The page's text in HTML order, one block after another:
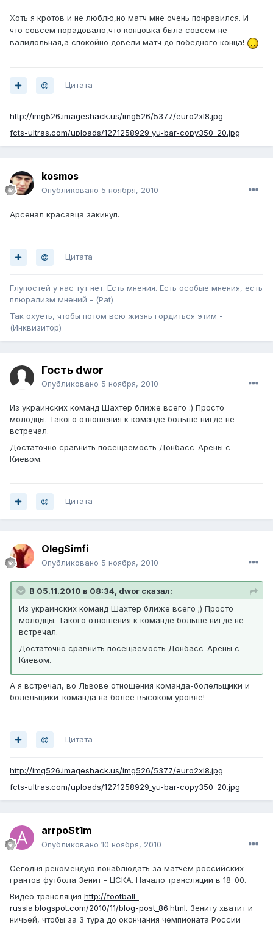
Хоть я кротов и не люблю,но матч мне очень понравился. И
что совсем порадовало,что концовка была совсем не
валидольная,а спокойно довели матч до победного конца!
Цитата
http://img526.imageshack.us/img526/5377/euro2xl8.jpg
fcts-ultras.com/uploads/1271258929_yu-bar-copy350-20.jpg
kosmos
Опубликовано 5 ноября, 2010
Арсенал красавца закинул.
Цитата
Глупостей у нас тут нет. Есть мнения. Есть особые мнения, есть
плюрализм мнений - (Pat)
Так охуеть, чтобы потом всю жизнь гордиться этим -
(Инквизитор)
Гость dwor
Опубликовано 5 ноября, 2010
Из украинских команд Шахтер ближе всего :) Просто
молодцы. Такого отношения к команде больше нигде не
встречал.
Достаточно сравнить посещаемость Донбасс-Арены с
Киевом.
Цитата
OlegSimfi
Опубликовано 5 ноября, 2010
В 05.11.2010 в 08:34, dwor сказал:
Из украинских команд Шахтер ближе всего ;) Просто
молодцы. Такого отношения к команде больше нигде не
встречал.
Достаточно сравнить посещаемость Донбасс-Арены с
Киевом.
А я встречал, во Львове отношения команда-болельщики и
болельщики-команда на более высоком уровне!
Цитата
http://img526.imageshack.us/img526/5377/euro2xl8.jpg
fcts-ultras.com/uploads/1271258929_yu-bar-copy350-20.jpg
arrpoSt1m
Опубликовано 10 ноября, 2010
Сегодня рекомендую понаблюдать за матчем российских
грантов футбола Зенит - ЦСКА. Начало трансляции в 18-00.
Видео трансляция http://football-
russia.blogspot.com/2010/11/blog-post_86.html. Зениту хватит и
ничьей, чтобы за 3 тура до окончания чемпионата России